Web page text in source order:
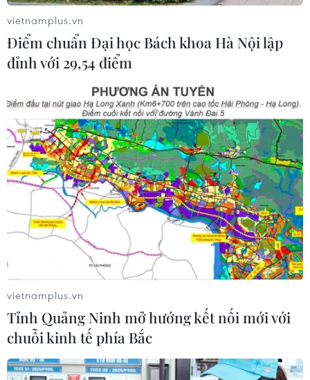
04/08/2026 22:42
Cố vấn quân sự Iran tiết lộ
sốc, tuyên bố hàng trăm binh sĩ Mỹ
đã thiệt mạng
04/08/2026 15:51
Liban và Israel nối lại đàm phán trực
tiếp về giải giáp Hezbollah
04/08/2026 14:56
Xem thêm
CƠ QUAN CHỦ QUẢN: THÔNG TẤN XÃ VIỆT NAM
vietnamplus.vn
Điểm chuẩn Đại học Bách khoa Hà Nội lập
đỉnh với 29,54 điểm
vietnamplus.vn
Tỉnh Quảng Ninh mở hướng kết nối mới với
chuỗi kinh tế phía Bắc